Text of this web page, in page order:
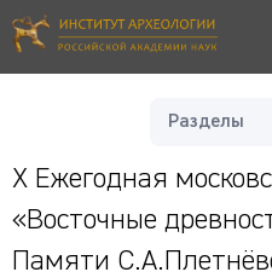
Разделы
X Ежегодная
«Восточные
Памяти